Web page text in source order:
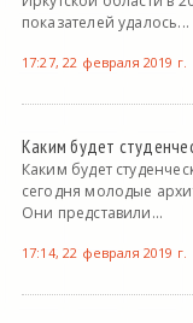
показателей удалось...
17:27, 22 февраля 2019 г.
Каким будет
Каким будет
сегодня молодые
Они представили...
17:14, 22 февраля 2019 г.